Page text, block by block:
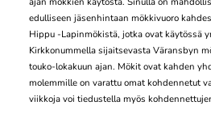
edulliseen jäsenhintaan mökkivuoro
Hippu -Lapinmökistä, jotka ovat käytössä
Kirkkonummella sijaitsevasta Väransbyn
touko-lokakuun ajan. Mökit ovat kahden
molemmille on varattu omat kohdennetut
viikkoja voi tiedustella myös